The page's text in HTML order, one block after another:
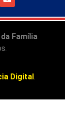
Família.
Digital.